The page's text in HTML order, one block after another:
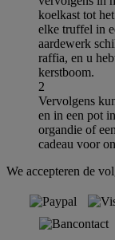
koelkast tot
elke truffel in
aardewerk
raffia, en u
kerstboom.
2
Vervolgens
en in een pot
organdie of
cadeau voor
We accepteren de